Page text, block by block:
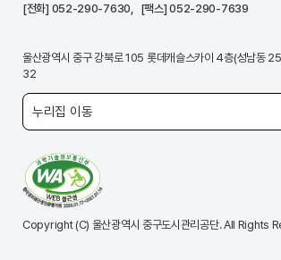
[전화] 052-290-7630 , [팩스] 052-290-7639
울산광역시 중구 강북로 105 롯데캐슬스카이 4층(성남동
32
누리집 이동
Copyright (C) 울산광역시 중구도시관리공단. All Rights